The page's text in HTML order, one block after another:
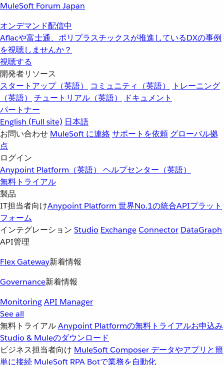
MuleSoft Forum Japan
オンデマンド配信中
Aflacや富士通、ポリプラスチックスが推進しているDXの事例
を視聴しませんか？
視聴する
開発者リソース
スタートアップ（英語）
コミュニティ（英語）
トレーニング
（英語）
チュートリアル（英語）
ドキュメント
パートナー
English (Full site) 日本語
お問い合わせ MuleSoft に連絡サポートを依頼 グローバル拠
点
ログイン
Anypoint Platform（英語） ヘルプセンター（英語）
無料トライアル
製品
IT担当者向けAnypoint Platform 世界No.1の統合APIプラット
フォーム
インテグレーション Studio ExchangeConnector DataGraph
API管理
Flex Gateway新着情報
Governance新着情報
MonitoringAPI Manager
See all
無料トライアルAnypoint Platformの無料トライアルお申込み
Studio & Muleのダウンロード
ビジネス担当者向け MuleSoft Composer データやアプリと簡
単に接続 MuleSoft RPA Botで業務を自動化